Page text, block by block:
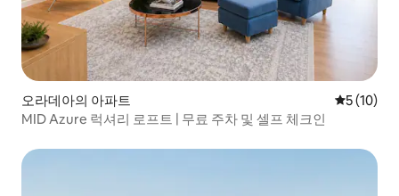
오라데아의 아파트 평점 5점
5 (10)
MID Azure 럭셔리 로프트 | 무료 주차 및 셀프 체크인